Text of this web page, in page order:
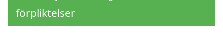
förpliktelser